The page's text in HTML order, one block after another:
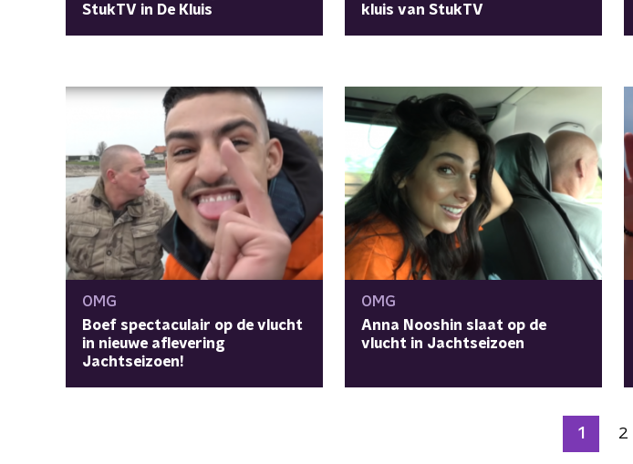
StukTV in De Kluis
kluis van StukTV
OMG
Boef spectaculair op de vlucht
in nieuwe aflevering
Jachtseizoen!
OMG
Anna Nooshin slaat op de
vlucht in Jachtseizoen
1 2